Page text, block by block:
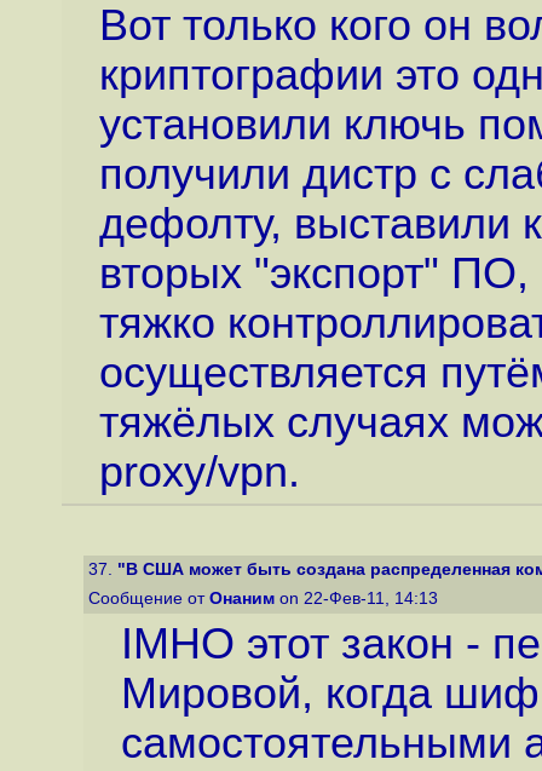
Вот только кого он
криптографии это
установили ключь
получили дистр с
дефолту, выставили
вторых "экспорт"
тяжко
осуществляется
тяжёлых случаях
proxy/vpn.
37. "В США может быть создана распределенная
Сообщение от Онаним on 22-Фев-11, 14:13
IMHO этот закон -
Мировой, когда
самостоятельными